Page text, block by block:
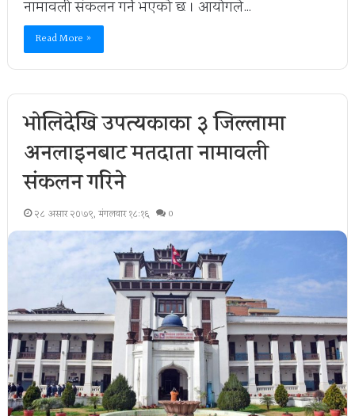
नामावली संकलन गर्ने भएको छ । आयोगले…
Read More »
भोलिदेखि उपत्यकाका ३ जिल्लामा
अनलाइनबाट मतदाता नामावली
संकलन गरिने
२८ असार २०७९, मंगलवार १८:१६ 0